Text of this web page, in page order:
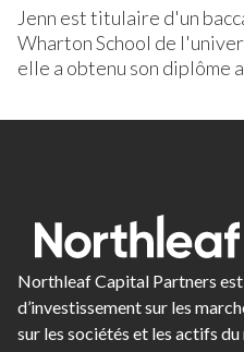
Jenn est titulaire d'un
Wharton School de
elle a obtenu son diplôme
Northleaf Capital Partners
d’investissement sur les
sur les sociétés et les actifs